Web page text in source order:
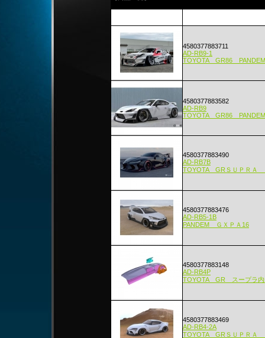
4580377883711
AD-RB9-1
TOYOTA GR86
4580377883582
AD-RB9
TOYOTA GR86 PANDEM
4580377883490
AD-RB7B
TOYOTA GRＳＵＰＲ
4580377883476
AD-RB5-1B
PANDEM ＧＸＰＡ16
4580377883148
AD-RB4P
TOYOTA GR スープラ内
4580377883469
AD-RB4-2A
TOYOTA GRＳＵＰＲ